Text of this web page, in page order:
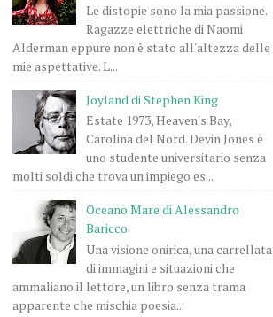
Le distopie sono la mia passione.
Ragazze elettriche di Naomi
Alderman eppure non è stato all'altezza delle
mie aspettative. L...
Joyland di Stephen King
Estate 1973, Heaven's Bay,
Carolina del Nord. Devin Jones è
uno studente universitario senza
molti soldi che trova un impiego es...
Oceano Mare di Alessandro
Baricco
Una visione onirica, una carrellata
di immagini e situazioni che
ammaliano il lettore, un libro senza trama
apparente che mischia poesia...